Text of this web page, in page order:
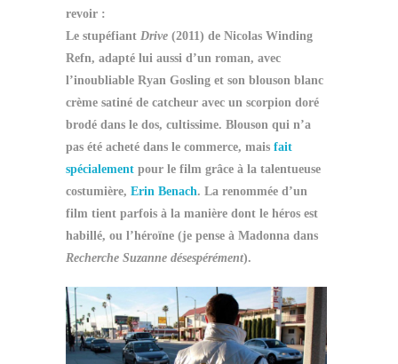
revoir :
Le stupéfiant Drive (2011) de Nicolas Winding
Refn, adapté lui aussi d’un roman, avec
l’inoubliable Ryan Gosling et son blouson blanc
crème satiné de catcheur avec un scorpion doré
brodé dans le dos, cultissime. Blouson qui n’a
pas été acheté dans le commerce, mais fait
spécialement pour le film grâce à la talentueuse
costumière, Erin Benach. La renommée d’un
film tient parfois à la manière dont le héros est
habillé, ou l’héroïne (je pense à Madonna dans
Recherche Suzanne désespérément).